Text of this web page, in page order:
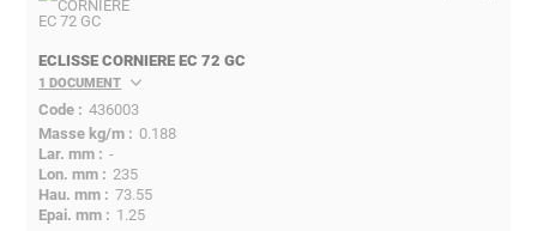
ECLISSE CORNIERE EC 72 GC
1 DOCUMENT
436003
0.188
-
235
73.55
1.25